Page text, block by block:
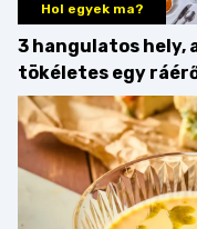
Hol egyek ma?
3 hangulatos hely,
tökéletes egy
hétvégi ebédhez